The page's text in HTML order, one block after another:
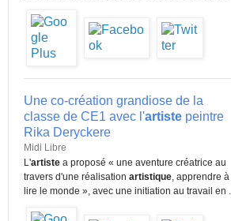
Une co-création grandiose de la
classe de CE1 avec l'artiste peintre
Rika Deryckere
Midi Libre
L'artiste a proposé « une aventure créatrice au
travers d'une réalisation artistique , apprendre à
lire le monde », avec une initiation au travail en ...